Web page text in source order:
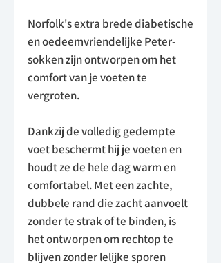
Norfolk's extra brede diabetische
en oedeemvriendelijke Peter-
sokken zijn ontworpen om het
comfort van je voeten te
vergroten.
Dankzij de volledig gedempte
voet beschermt hij je voeten en
houdt ze de hele dag warm en
comfortabel. Met een zachte,
dubbele rand die zacht aanvoelt
zonder te strak of te binden, is
het ontworpen om rechtop te
blijven zonder lelijke sporen